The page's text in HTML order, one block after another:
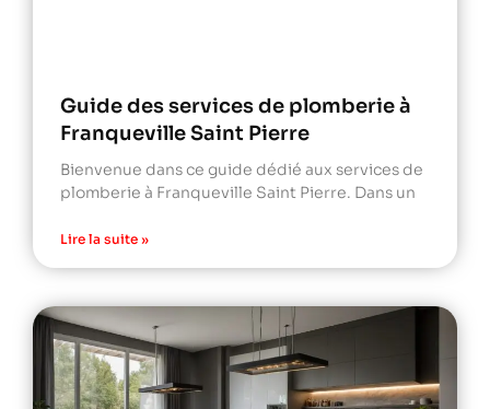
Guide des services de plomberie à
Franqueville Saint Pierre
Bienvenue dans ce guide dédié aux services de
plomberie à Franqueville Saint Pierre. Dans un
Lire la suite »